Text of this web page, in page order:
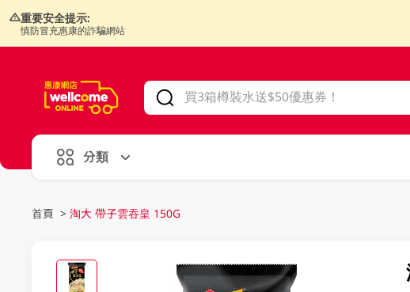
重要安全提示:
慎防冒充惠康的詐騙網站
分類
首頁 > 淘大 帶子雲吞皇 150G